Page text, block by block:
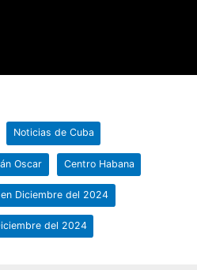
Noticias de Cuba
Oscar Centro Habana
Diciembre del 2024
del 2024